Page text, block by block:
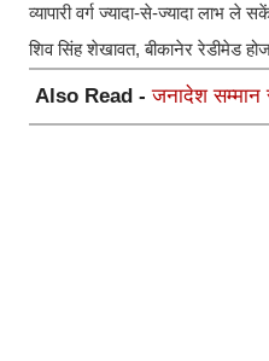
व्यापारी वर्ग ज्यादा-से-ज्यादा लाभ
शिव सिंह शेखावत, बीकानेर रेडीमेड
Also Read -जनादेश सम्मान